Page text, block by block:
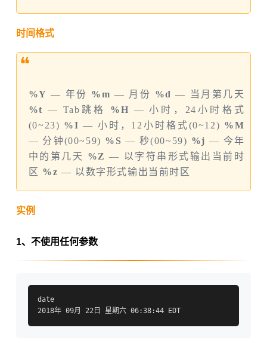
时间格式
❝
%Y — 年份 %m — 月份 %d — 当月第几天
%t — Tab跳格 %H — 小时，24小时格式
(0~23) %I — 小时，12小时格式(0~12) %M
— 分钟(00~59) %S — 秒(00~59) %j — 今年
中的第几天 %Z — 以字符串形式输出当前时
区 %z — 以数字形式输出当前时区
实例
1、不使用任何参数
date
2018年 09月 22日 星期六 06:38:44 EDT